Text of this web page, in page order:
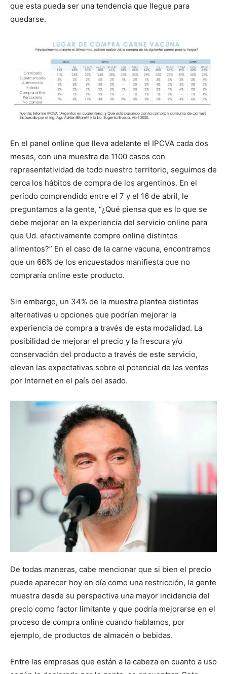
que esta pueda ser una tendencia que llegue para
quedarse.
En el panel online que lleva adelante el IPCVA cada dos
meses, con una muestra de 1100 casos con
representatividad de todo nuestro territorio, seguimos de
cerca los hábitos de compra de los argentinos. En el
período comprendido entre el 7 y el 16 de abril, le
preguntamos a la gente, “¿Qué piensa que es lo que se
debe mejorar en la experiencia del servicio online para
que Ud. efectivamente compre online distintos
alimentos?” En el caso de la carne vacuna, encontramos
que un 66% de los encuestados manifiesta que no
compraría online este producto.
Sin embargo, un 34% de la muestra plantea distintas
alternativas u opciones que podrían mejorar la
experiencia de compra a través de esta modalidad. La
posibilidad de mejorar el precio y la frescura y/o
conservación del producto a través de este servicio,
elevan las expectativas sobre el potencial de las ventas
por Internet en el país del asado.
De todas maneras, cabe mencionar que si bien el precio
puede aparecer hoy en día como una restricción, la gente
muestra desde su perspectiva una mayor incidencia del
precio como factor limitante y que podría mejorarse en el
proceso de compra online cuando hablamos, por
ejemplo, de productos de almacén o bebidas.
Entre las empresas que están a la cabeza en cuanto a uso